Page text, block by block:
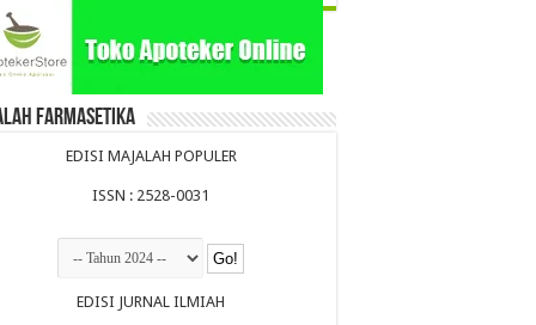
Farmasetika
EDISI MAJALAH POPULER
ISSN : 2528-0031
EDISI JURNAL ILMIAH